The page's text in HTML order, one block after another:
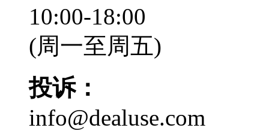
10:00-18:00
(周一至周五)
投诉：
info@dealuse.com